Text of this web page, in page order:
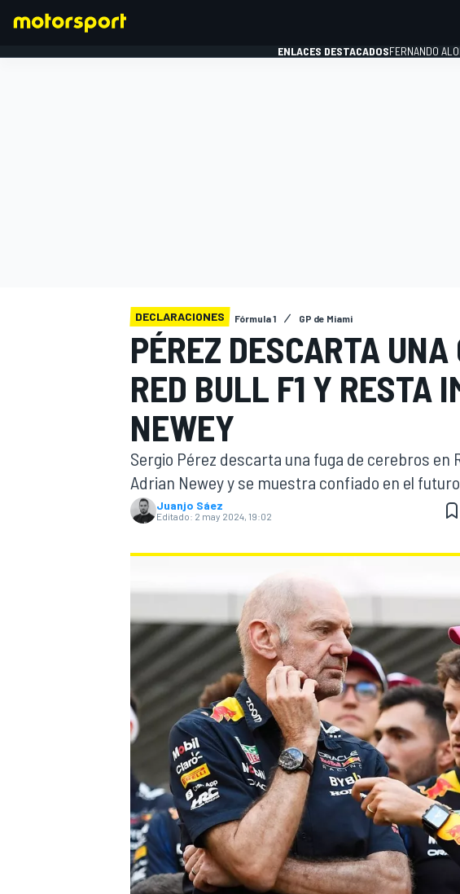
WEC FÓRMULA E
ENLACES DESTACADOSFERNANDO
DECLARACIONES Fórmula 1 GP de Miami
PÉREZ DESCARTA
RED BULL F1 Y RESTA
NEWEY
Sergio Pérez descarta una fuga de cerebros en
Adrian Newey y se muestra confiado en el
Juanjo Sáez
Editado: 2 may 2024, 19:02